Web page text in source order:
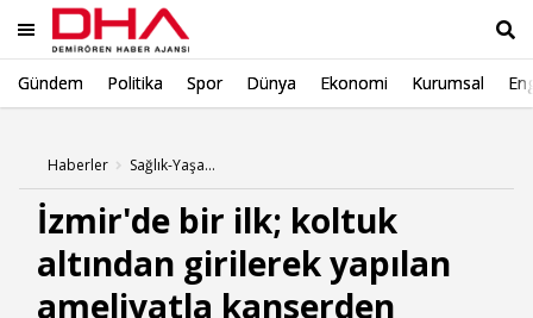
Gündem Politika Spor Dünya Ekonomi Kurumsal
Haberler Sağlık-Yaşam Haberleri
İzmir'de bir ilk; koltuk
altından girilerek yapılan
ameliyatla kanserden